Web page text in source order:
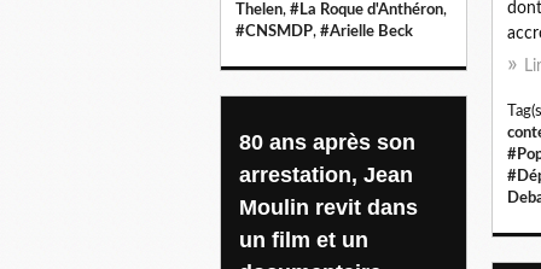
Thelen, #La Roque d'Anthéron,
#CNSMDP, #Arielle Beck
80 ans après son
arrestation, Jean
Moulin revit dans
un film et un